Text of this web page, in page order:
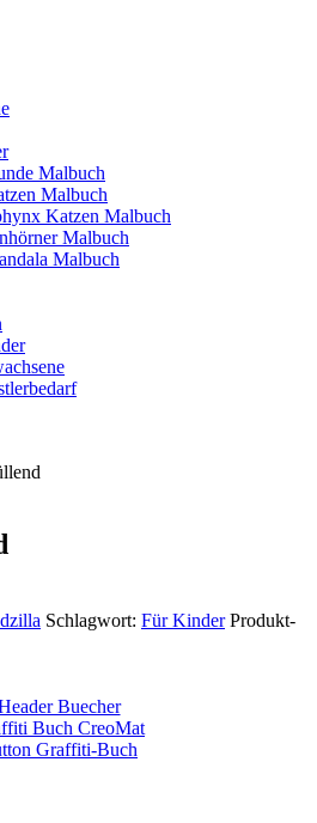
Malbuch
Malbuch
Katzen Malbuch
Malbuch
Malbuch
Schlagwort: Für Kinder Produkt-